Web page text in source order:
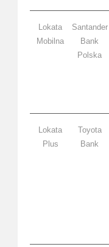
Lokata
Mobilna
Santander
Bank
Polska
Lokata
Plus
Toyota
Bank